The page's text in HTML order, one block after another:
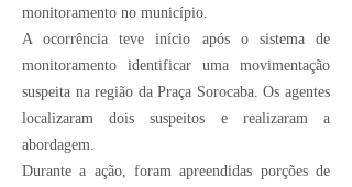
monitoramento no município.
A ocorrência teve início após o sistema de
monitoramento identificar uma movimentação
suspeita na região da Praça Sorocaba. Os agentes
localizaram dois suspeitos e realizaram a
abordagem.
Durante a ação, foram apreendidas porções de